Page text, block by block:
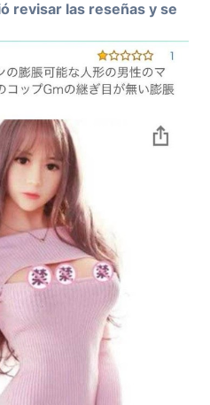
revisar las reseñas y se